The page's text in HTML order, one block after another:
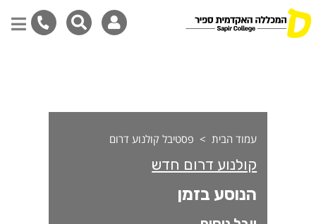
עמוד הבית פסטיבל קולנוע דרום
קולנוע דרום חדש
הנוסע בזמן